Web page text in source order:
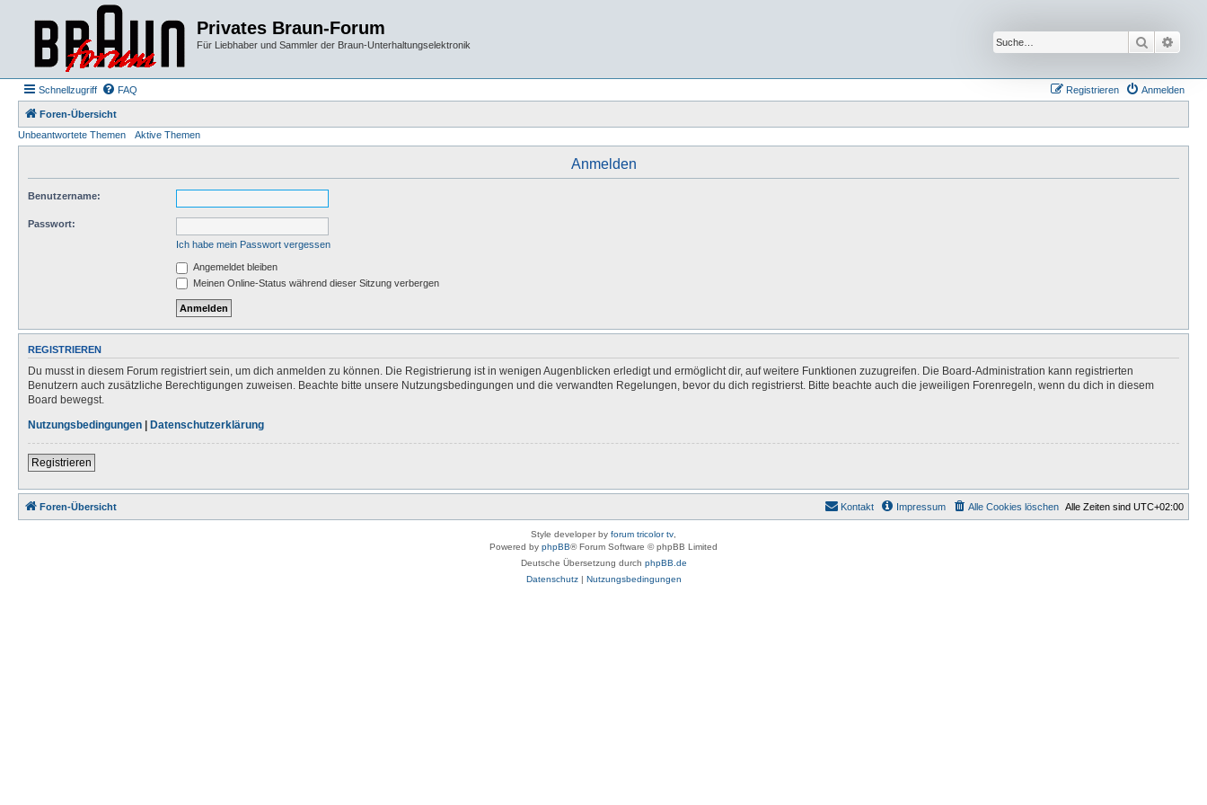
Privates Braun-Forum
Für Liebhaber und Sammler der Braun-Unterhaltungselektronik Suche
Schnellzugriff FAQ Anmelden
Registrieren
Foren-Übersicht
Unbeantwortete Themen
Aktive Themen
Anmelden
Benutzername:
Passwort:
Ich habe mein Passwort vergessen
Angemeldet bleiben
Meinen Online-Status während dieser Sitzung verbergen
REGISTRIEREN
Du musst in diesem Forum registriert sein, um dich anmelden zu können. Die Registrierung ist in wenigen Augenblicken erledigt und ermöglicht dir, auf weitere Funktionen zuzugreifen. Die Board-Administration kann registrierten
Benutzern auch zusätzliche Berechtigungen zuweisen. Beachte bitte unsere Nutzungsbedingungen und die verwandten Regelungen, bevor du dich registrierst. Bitte beachte auch die jeweiligen Forenregeln, wenn du dich in diesem
Board bewegst.
Nutzungsbedingungen | Datenschutzerklärung
Registrieren
Foren-Übersicht Alle Zeiten sind UTC+02:00
Alle Cookies löschen
Impressum
Kontakt
Style developer by forum tricolor tv
Powered by phpBB® Forum Software © phpBB Limited
Deutsche Übersetzung durch phpBB.de
Datenschutz| Nutzungsbedingungen